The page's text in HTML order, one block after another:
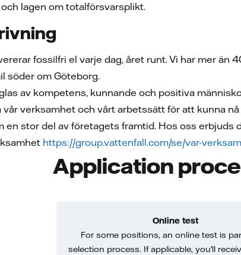
lagen om totalförsvarsplikt.
fossilfri el varje dag, året runt. Vi har mer
söder om Göteborg.
av kompetens, kunnande och positiva
verksamhet och vårt arbetssätt för att kunna
en stor del av företagets framtid. Hos oss
https://group.vattenfall.com/se/var-
Application
Online test
For some positions, an online test is
selection process. If applicable, you'll